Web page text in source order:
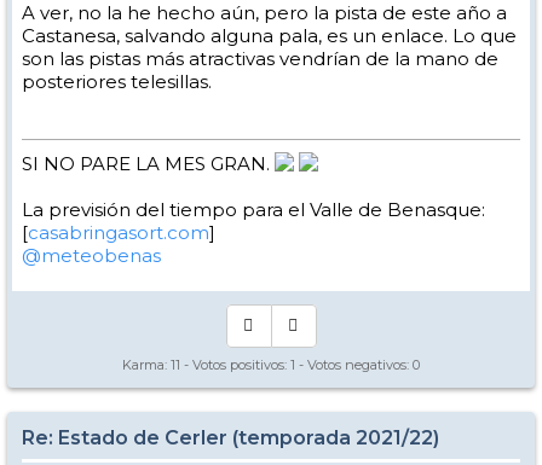
A ver, no la he hecho aún, pero la pista de este año a
Castanesa, salvando alguna pala, es un enlace. Lo que
son las pistas más atractivas vendrían de la mano de
posteriores telesillas.
SI NO PARE LA MES GRAN.
La previsión del tiempo para el Valle de Benasque:
[casabringasort.com]
@meteobenas
Karma: 11 - Votos positivos: 1 - Votos negativos: 0
Re: Estado de Cerler (temporada 2021/22)